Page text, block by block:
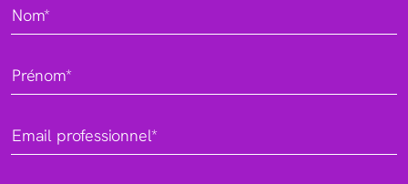
Nom*
Prénom*
Email professionnel*